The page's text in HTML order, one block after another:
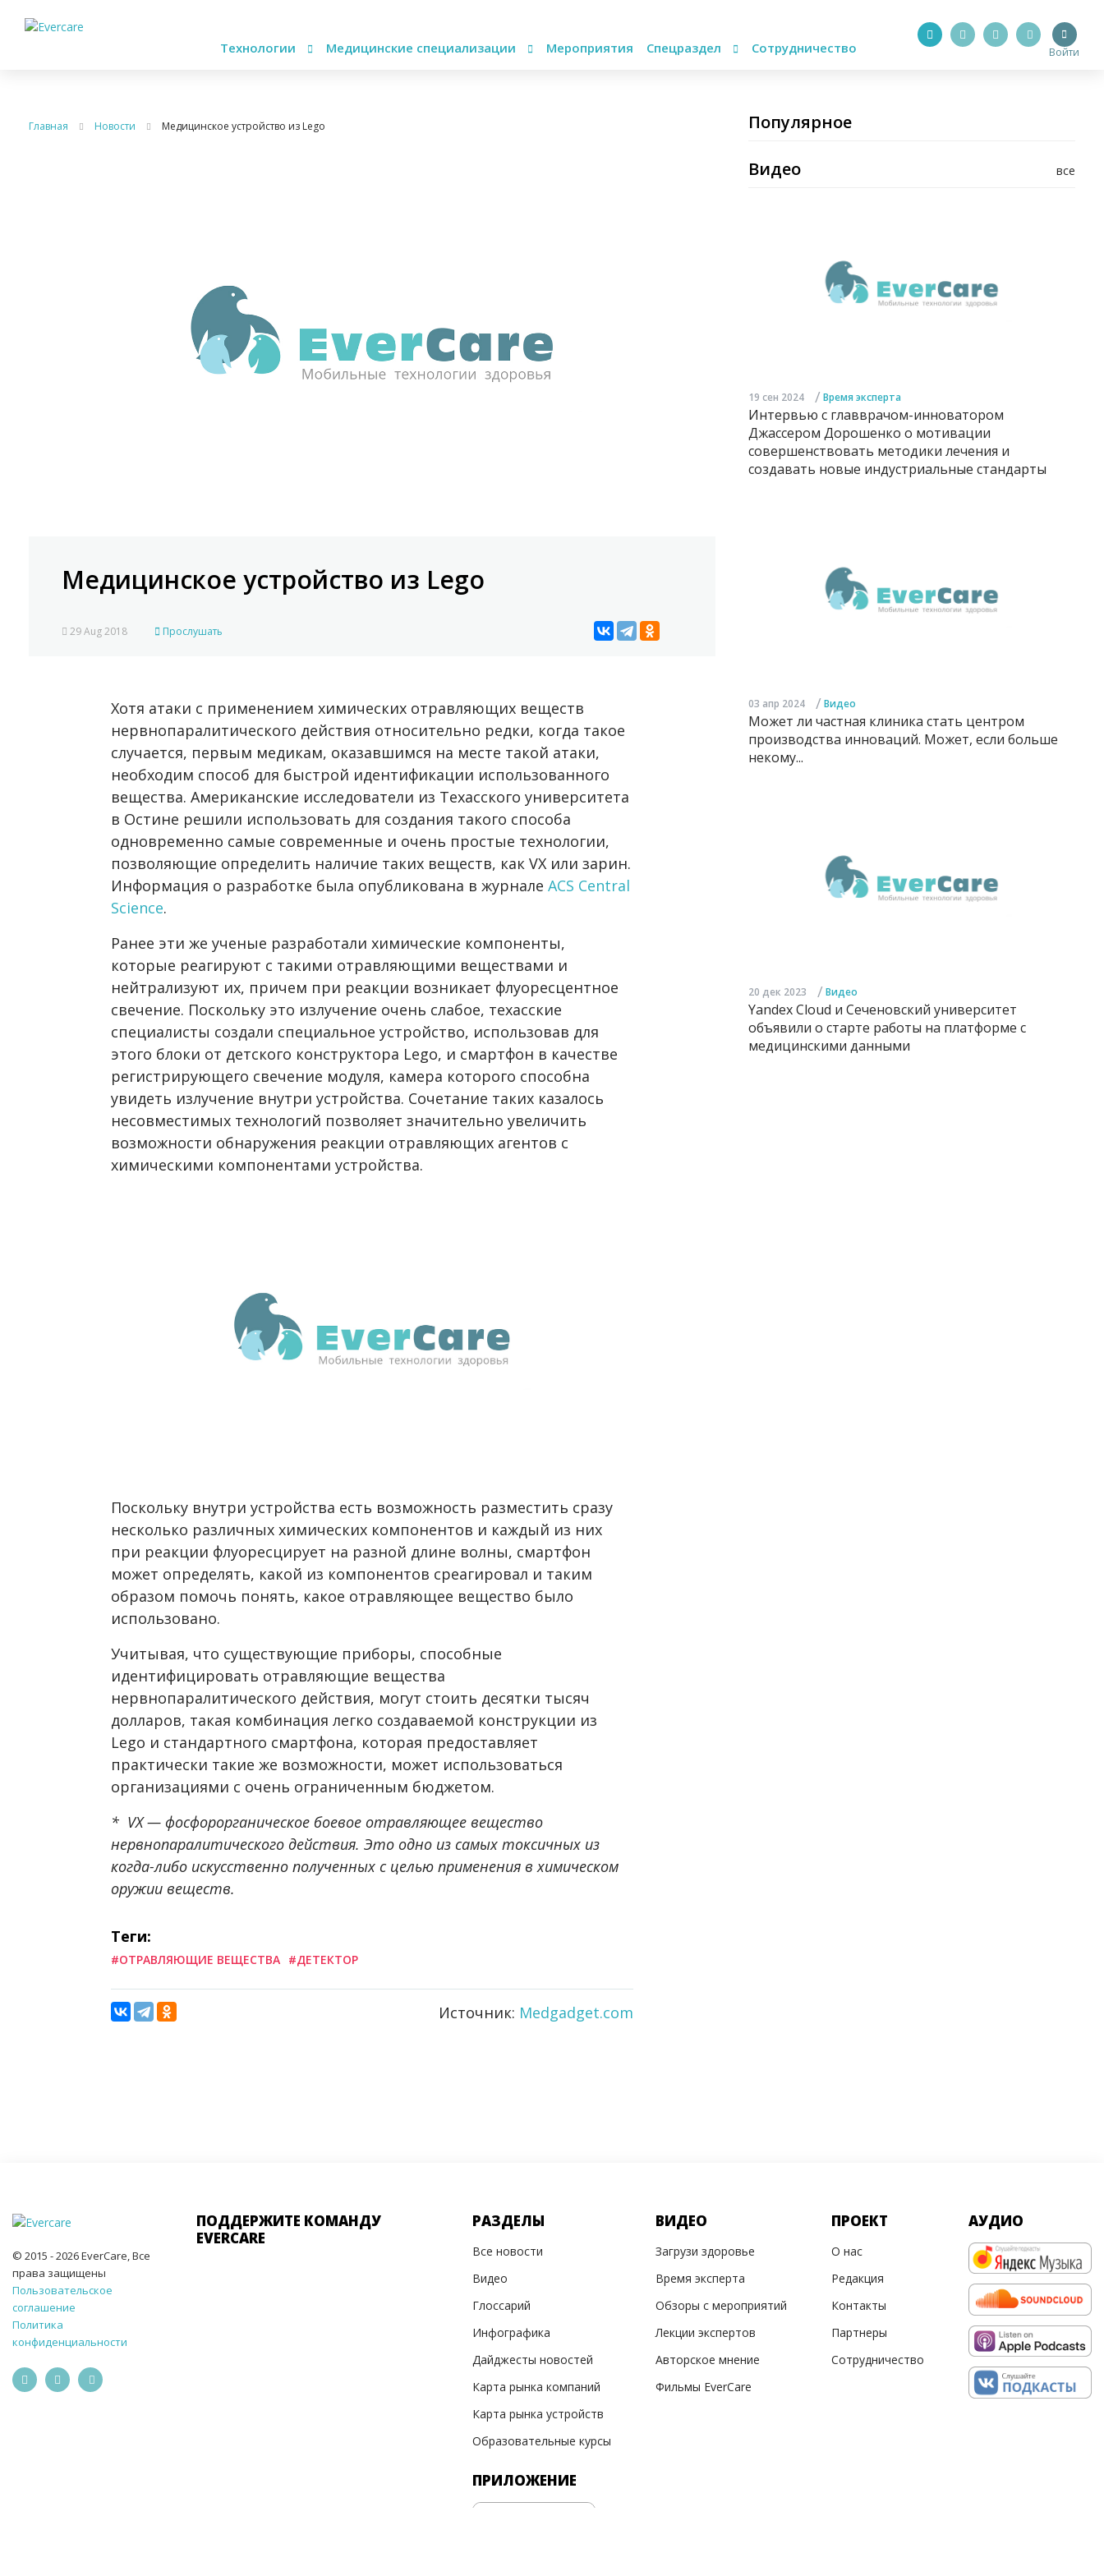
Технологии Медицинские специализации Мероприятия Спецраздел Сотрудничество Войти
Главная Новости Медицинское устройство из Lego
Медицинское устройство из Lego
29 Aug 2018 Прослушать
Хотя атаки с применением химических отравляющих веществ
нервнопаралитического действия относительно редки, когда такое
случается, первым медикам, оказавшимся на месте такой атаки,
необходим способ для быстрой идентификации использованного
вещества. Американские исследователи из Техасского университета
в Остине решили использовать для создания такого способа
одновременно самые современные и очень простые технологии,
позволяющие определить наличие таких веществ, как VX или зарин.
Информация о разработке была опубликована в журнале ACS Central
Science.
Ранее эти же ученые разработали химические компоненты,
которые реагируют с такими отравляющими веществами и
нейтрализуют их, причем при реакции возникает флуоресцентное
свечение. Поскольку это излучение очень слабое, техасские
специалисты создали специальное устройство, использовав для
этого блоки от детского конструктора Lego, и смартфон в качестве
регистрирующего свечение модуля, камера которого способна
увидеть излучение внутри устройства. Сочетание таких казалось
несовместимых технологий позволяет значительно увеличить
возможности обнаружения реакции отравляющих агентов с
химическими компонентами устройства.
Поскольку внутри устройства есть возможность разместить сразу
несколько различных химических компонентов и каждый из них
при реакции флуоресцирует на разной длине волны, смартфон
может определять, какой из компонентов среагировал и таким
образом помочь понять, какое отравляющее вещество было
использовано.
Учитывая, что существующие приборы, способные
идентифицировать отравляющие вещества
нервнопаралитического действия, могут стоить десятки тысяч
долларов, такая комбинация легко создаваемой конструкции из
Lego и стандартного смартфона, которая предоставляет
практически такие же возможности, может использоваться
организациями с очень ограниченным бюджетом.
* VX — фосфорорганическое боевое отравляющее вещество
нервнопаралитического действия. Это одно из самых токсичных из
когда-либо искусственно полученных с целью применения в химическом
оружии веществ.
Теги:
#ОТРАВЛЯЮЩИЕ ВЕЩЕСТВА #ДЕТЕКТОР
Источник: Medgadget.com
Популярное
все
Видео
19 сен 2024 / Время эксперта
Интервью с главврачом-инноватором
Джассером Дорошенко о мотивации
совершенствовать методики лечения и
создавать новые индустриальные стандарты
03 апр 2024 / Видео
Может ли частная клиника стать центром
производства инноваций. Может, если больше
некому...
20 дек 2023 / Видео
Yandex Cloud и Сеченовский университет
объявили о старте работы на платформе с
медицинскими данными
© 2015 - 2026 EverCare, Все
права защищены
Пользовательское
соглашение
Политика
конфиденциальности
ПОДДЕРЖИТЕ КОМАНДУ
EVERCARE
РАЗДЕЛЫ
Все новости
Видео
Глоссарий
Инфографика
Дайджесты новостей
Карта рынка компаний
Карта рынка устройств
Образовательные курсы
ПРИЛОЖЕНИЕ
ВИДЕО
Загрузи здоровье
Время эксперта
Обзоры с мероприятий
Лекции экспертов
Авторское мнение
Фильмы EverCare
ПРОЕКТ
О нас
Редакция
Контакты
Партнеры
Сотрудничество
АУДИО